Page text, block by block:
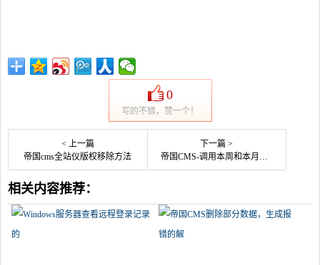
0
写的不错，赞一个！
< 上一篇
帝国cms全站仪版权移除方法
下一篇 >
帝国CMS-调用本周和本月推荐的排名方法
相关内容推荐：